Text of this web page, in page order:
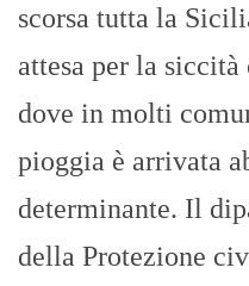
scorsa tutta la
attesa per la
dove in molti
pioggia è arrivata
determinante. Il
della Protezione